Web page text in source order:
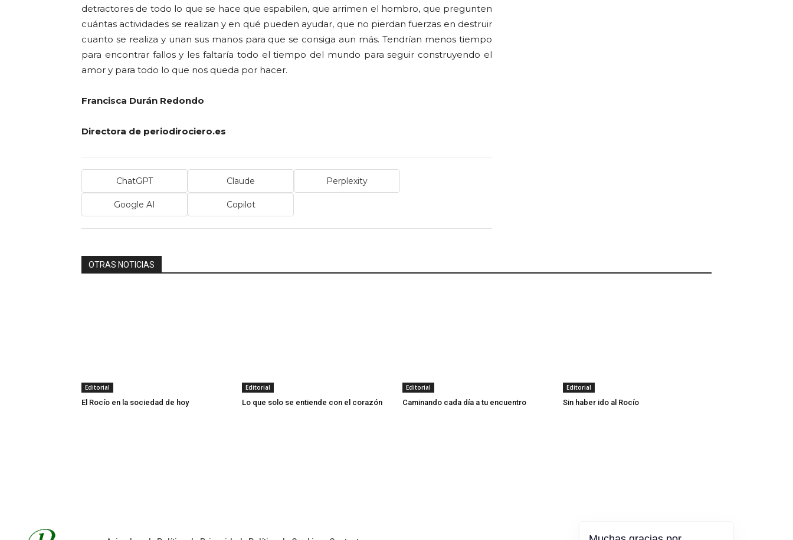
detractores de todo lo que se hace que espabilen, que arrimen el hombro, que pregunten
cuántas actividades se realizan y en qué pueden ayudar, que no pierdan fuerzas en destruir
cuanto se realiza y unan sus manos para que se consiga aun más. Tendrían menos tiempo
para encontrar fallos y les faltaría todo el tiempo del mundo para seguir construyendo el
amor y para todo lo que nos queda por hacer.
Francisca Durán Redondo
Directora de periodirociero.es
ChatGPT Claude Perplexity
Google AI Copilot
OTRAS NOTICIAS
Editorial
El Rocío en la sociedad de hoy
Editorial
Lo que solo se entiende con el corazón
Editorial
Caminando cada día a tu encuentro
Editorial
Sin haber ido al Rocío